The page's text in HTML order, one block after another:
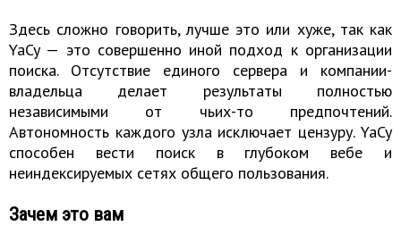
Здесь сложно говорить, лучше это или хуже, так как
YaCy — это совершенно иной подход к организации
поиска. Отсутствие единого сервера и компании-
владельца делает результаты полностью
независимыми от чьих-то предпочтений.
Автономность каждого узла исключает цензуру. YaCy
способен вести поиск в глубоком вебе и
неиндексируемых сетях общего пользования.
Зачем это вам